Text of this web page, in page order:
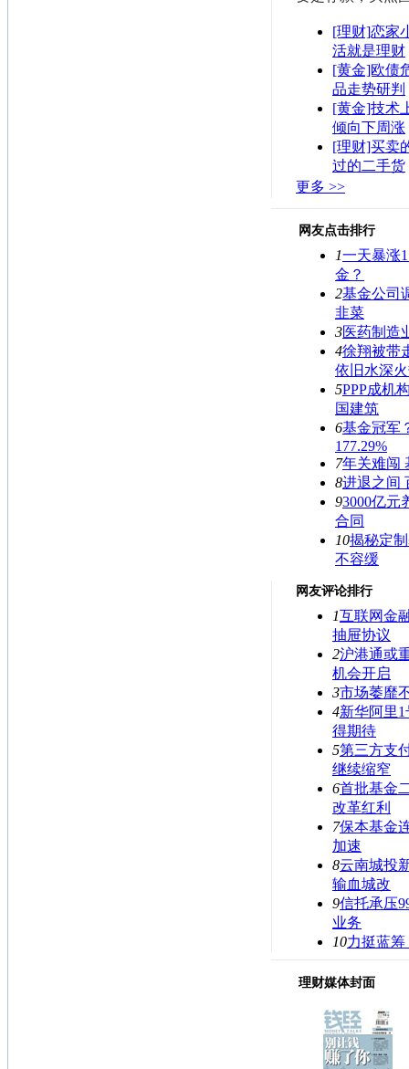
[理财]恋家
活就是理财
[黄金]欧债
品走势研判
[黄金]技术
倾向下周涨
[理财]买卖
过的二手货
更多 >>
网友点击排行
1一天暴涨
金？
2基金公司
韭菜
3医药制造
4徐翔被带
依旧水深
5PPP成机
国建筑
6基金冠军
177.29%
7年关难闯
8进退之间
93000亿元
合同
10揭秘定
不容缓
网友评论排行
1互联网金
抽屉协议
2沪港通或
机会开启
3市场萎靡
4新华阿里
得期待
5第三方支
继续缩窄
6首批基金
改革红利
7保本基金
加速
8云南城投
输血城改
9信托承压
业务
10力挺蓝
理财媒体封面